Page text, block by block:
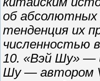
об абсолютных
тенденция их
численностью
10. «Вэй Шу» —
Шу — автором